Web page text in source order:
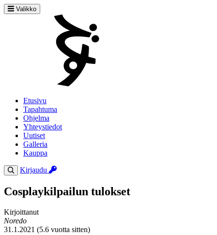
Valikko
Etusivu
Tapahtuma
Ohjelma
Yhteystiedot
Uutiset
Galleria
Kauppa
Kirjaudu
Cosplaykilpailun tulokset
Kirjoittanut
Noredo
31.1.2021 (5.6 vuotta sitten)